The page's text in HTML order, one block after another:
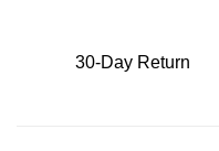
30-Day Return